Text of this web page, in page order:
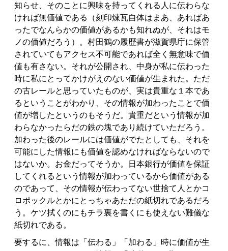
知らせ、そのことに興味を持ってくれる人に伝わらな
ければ無価値である（刻印煉瓦自体はまあ、あればあ
ったでなんらかの価値があるかも知れぬが、それはモ
ノの価値だろう）。村田鶴の履歴書が滋賀県庁に保管
されていてもアクセス不可能であれば全く無意味で価
値も有さない。それが公開され、中身が私に伝わった
時に私にとってかけがえのない価値が生まれた。ただ
の古レールと思っていたものが、実は貴重な１本であ
るということがわかり、その情報が加わったことで価
値が増したというのもそうだ。貴重だという情報が加
わらなかったらだの鉄の塊であり続けていただろう。
加わった後のレールには価値がでたとしても、それを
可能にした情報にも価値を認めなければならないので
はないか。お金だってそうか。日本銀行が価値を保証
してくれるという情報が加わっているから価値がある
のであって、その情報が伝わってない世捨て人とかコ
ロポックルとかにとっちゃあただの紙切れであるだろ
う。ケツ拭くのにもチラ裏を書くにも使えない難儀な
紙切れである。
要するに、情報は「伝わる」「加わる」時に価値が生